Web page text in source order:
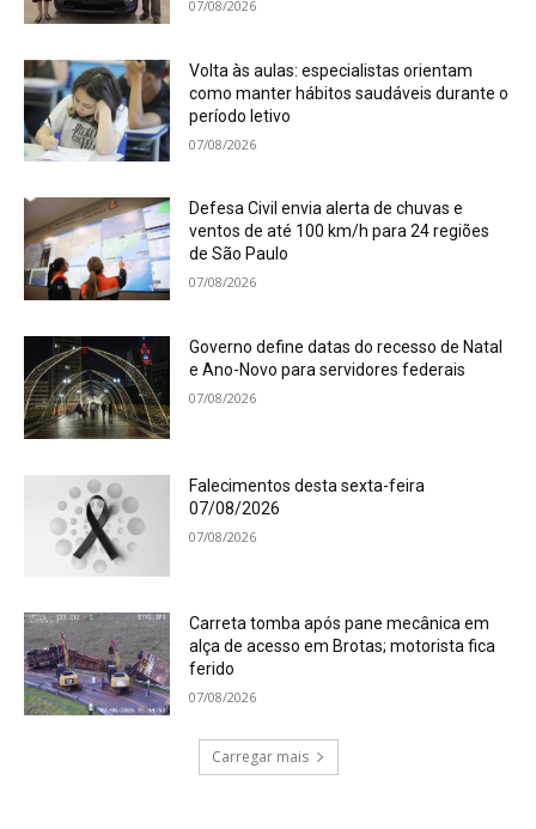
07/08/2026
Volta às aulas: especialistas orientam
como manter hábitos saudáveis durante o
período letivo
07/08/2026
Defesa Civil envia alerta de chuvas e
ventos de até 100 km/h para 24 regiões
de São Paulo
07/08/2026
Governo define datas do recesso de Natal
e Ano-Novo para servidores federais
07/08/2026
Falecimentos desta sexta-feira
07/08/2026
07/08/2026
Carreta tomba após pane mecânica em
alça de acesso em Brotas; motorista fica
ferido
07/08/2026
Carregar mais